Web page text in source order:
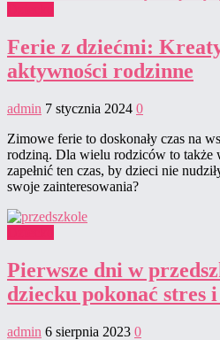
Ferie z dziećmi:
aktywności rodzinne
admin 7 stycznia 2024 0
Zimowe ferie to doskonały czas na
rodziną. Dla wielu rodziców to także
zapełnić ten czas, by dzieci nie
swoje zainteresowania?
Pierwsze dni w
dziecku pokonać stres
admin 6 sierpnia 2023 0